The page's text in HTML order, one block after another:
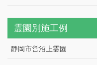
霊園別施工例
静岡市営沼上霊園